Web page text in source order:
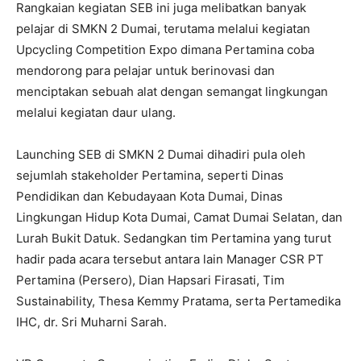
Rangkaian kegiatan SEB ini juga melibatkan banyak
pelajar di SMKN 2 Dumai, terutama melalui kegiatan
Upcycling Competition Expo dimana Pertamina coba
mendorong para pelajar untuk berinovasi dan
menciptakan sebuah alat dengan semangat lingkungan
melalui kegiatan daur ulang.
Launching SEB di SMKN 2 Dumai dihadiri pula oleh
sejumlah stakeholder Pertamina, seperti Dinas
Pendidikan dan Kebudayaan Kota Dumai, Dinas
Lingkungan Hidup Kota Dumai, Camat Dumai Selatan, dan
Lurah Bukit Datuk. Sedangkan tim Pertamina yang turut
hadir pada acara tersebut antara lain Manager CSR PT
Pertamina (Persero), Dian Hapsari Firasati, Tim
Sustainability, Thesa Kemmy Pratama, serta Pertamedika
IHC, dr. Sri Muharni Sarah.